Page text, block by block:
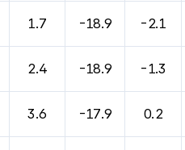
1.7 -18.9 -2.1
2.4 -18.9 -1.3
3.6 -17.9 0.2